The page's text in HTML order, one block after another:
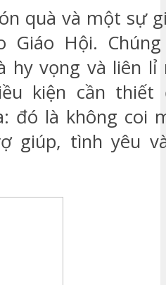
quà và một sự
Giáo Hội.
hy vọng và liên lỉ
kiện cần thiết
đó là không coi
giúp, tình yêu